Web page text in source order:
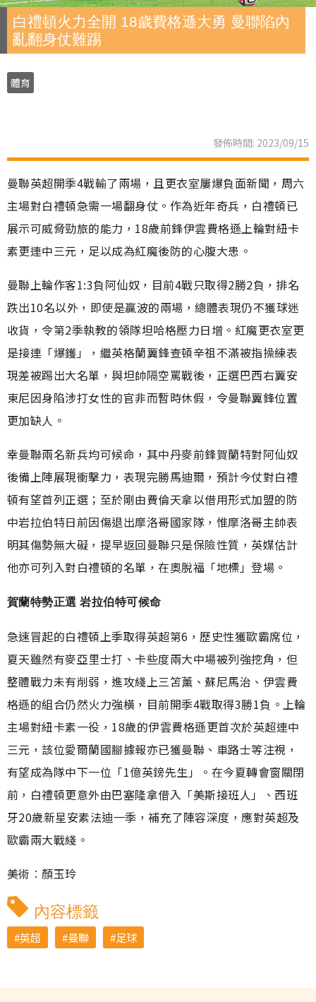
白禮頓火力全開 18歲費格遜大勇 曼聯陷內
亂翻身仗難踢
體育
發佈時間: 2023/09/15
曼聯英超開季4戰輸了兩場，且更衣室屢爆負面新聞，周六
主場對白禮頓急需一場翻身仗。作為近年奇兵，白禮頓已
展示可威脅勁旅的能力，18歲前鋒伊雲費格遜上輪對紐卡
素更連中三元，足以成為紅魔後防的心腹大患。
曼聯上輪作客1:3負阿仙奴，目前4戰只取得2勝2負，排名
跌出10名以外，即使是贏波的兩場，總體表現仍不獲球迷
收貨，令第2季執教的領隊坦哈格壓力日增。紅魔更衣室更
是接連「爆鑊」，繼英格蘭翼鋒查頓辛祖不滿被指操練表
現差被踢出大名單，與坦帥隔空罵戰後，正選巴西右翼安
東尼因身陷涉打女性的官非而暫時休假，令曼聯翼鋒位置
更加缺人。
幸曼聯兩名新兵均可候命，其中丹麥前鋒賀蘭特對阿仙奴
後備上陣展現衝擊力，表現完勝馬迪爾，預計今仗對白禮
頓有望首列正選；至於剛由費倫天拿以借用形式加盟的防
中岩拉伯特日前因傷退出摩洛哥國家隊，惟摩洛哥主帥表
明其傷勢無大礙，提早返回曼聯只是保險性質，英媒估計
他亦可列入對白禮頓的名單，在奧脫福「地標」登場。
賀蘭特勢正選 岩拉伯特可候命
急速冒起的白禮頓上季取得英超第6，歷史性獲歐霸席位，
夏天雖然有麥亞里士打、卡些度兩大中場被列強挖角，但
整體戰力未有削弱，進攻綫上三笘薰、蘇尼馬治、伊雲費
格遜的組合仍然火力強橫，目前開季4戰取得3勝1負。上輪
主場對紐卡素一役，18歲的伊雲費格遜更首次於英超連中
三元，該位愛爾蘭國腳據報亦已獲曼聯、車路士等注視，
有望成為隊中下一位「1億英鎊先生」。在今夏轉會窗關閉
前，白禮頓更意外由巴塞隆拿借入「美斯接班人」、西班
牙20歲新星安素法迪一季，補充了陣容深度，應對英超及
歐霸兩大戰綫。
美術︰顏玉玲
內容標籤
英超 曼聯 足球